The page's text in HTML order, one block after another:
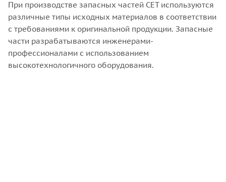
При производстве запасных частей CET используются
различные типы исходных материалов в соответствии
с требованиями к оригинальной продукции. Запасные
части разрабатываются инженерами-
профессионалами с использованием
высокотехнологичного оборудования.